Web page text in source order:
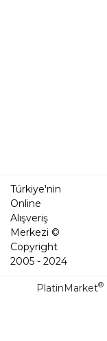
Türkiye'nin
Online
Alışveriş
Merkezi ©
Copyright
2005 - 2024
PlatinMarket®